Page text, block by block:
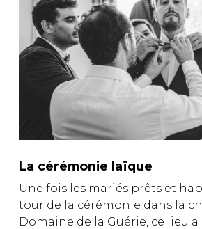
La cérémonie laïque
Une fois les mariés prêts et
tour de la cérémonie dans la
Domaine de la Guérie, ce lieu a